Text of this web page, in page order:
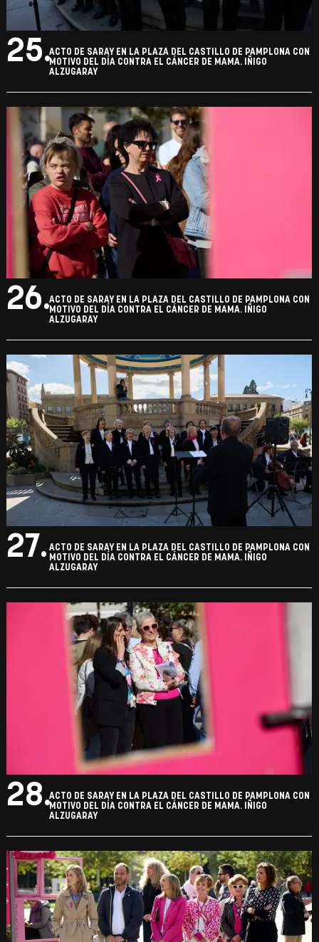
25.ACTO DE SARAY EN LA PLAZA DEL CASTILLO DE PAMPLONA CON
MOTIVO DEL DÍA CONTRA EL CÁNCER DE MAMA. IÑIGO
ALZUGARAY
26.ACTO DE SARAY EN LA PLAZA DEL CASTILLO DE PAMPLONA CON
MOTIVO DEL DÍA CONTRA EL CÁNCER DE MAMA. IÑIGO
ALZUGARAY
27. ACTO DE SARAY EN LA PLAZA DEL CASTILLO DE PAMPLONA CON
MOTIVO DEL DÍA CONTRA EL CÁNCER DE MAMA. IÑIGO
ALZUGARAY
28.ACTO DE SARAY EN LA PLAZA DEL CASTILLO DE PAMPLONA CON
MOTIVO DEL DÍA CONTRA EL CÁNCER DE MAMA. IÑIGO
ALZUGARAY